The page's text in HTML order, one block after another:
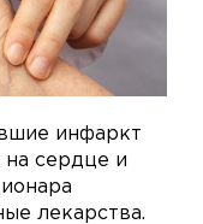
инфаркт
на сердце и
лекарства.